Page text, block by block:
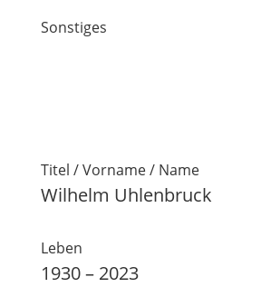
Sonstiges
Titel / Vorname / Name
Wilhelm Uhlenbruck
Leben
1930 – 2023